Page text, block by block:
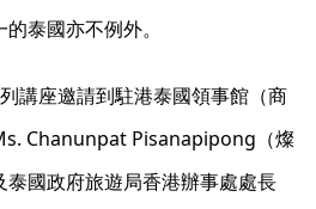
泰國亦不例外。
講座邀請到駐港泰國領事館（商
Chanunpat Pisanapipong（燦
國政府旅遊局香港辦事處處長